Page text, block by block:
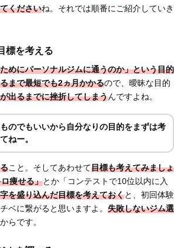
くださいね。それでは順番にご紹介していき
標を考える
めにパーソナルジムに通うのか」という目的
まで最短でも2ヵ月かかるので、曖昧な目的
出るまでに挫折してしまうんですよね。
のでもいいから自分なりの目的をまずは考
ねー。
こと。そしてあわせて目標も考えてみましょ
痩せる」とか「コンテストで10位以内に入
を盛り込んだ目標を考えておくと、初回体験
ベに繋がると思いますよ。 失敗しないジム選
らです。